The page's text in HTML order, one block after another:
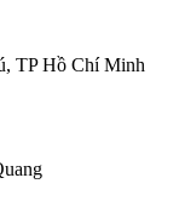
TP Hồ Chí Minh